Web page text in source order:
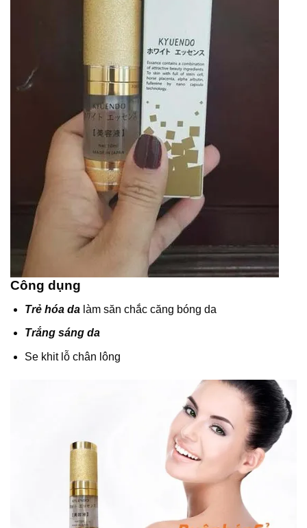
Công dụng
Trẻ hóa dalàm săn chắc căng bóng da
Trắng sáng da
Se khit lỗ chân lông